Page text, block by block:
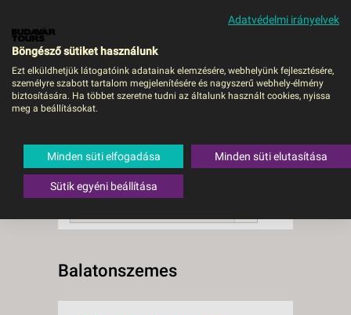
MENÜ
Balatonszemes
megfelelő utazásttaláltunk.
A keresővel tovább szűkítheti a
találati listát!
RENDEZÉS:
Balatonszemes
Adatvédelmi irányelvek
Böngésző sütiket használunk
Ezt elküldhetjük látogatóink adatainak elemzésére, webhelyünk fejlesztésére,
személyre szabott tartalom megjelenítésére és nagyszerű webhely-élmény
biztosítására. Ha többet szeretne tudni az általunk használt cookies, nyissa
meg a beállításokat.
Minden süti elfogadása Minden süti elutasítása
Sütik egyéni beállítása